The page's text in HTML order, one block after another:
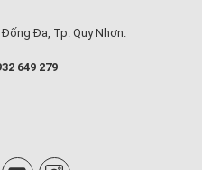
Đa, Tp. Quy Nhơn.
649 279